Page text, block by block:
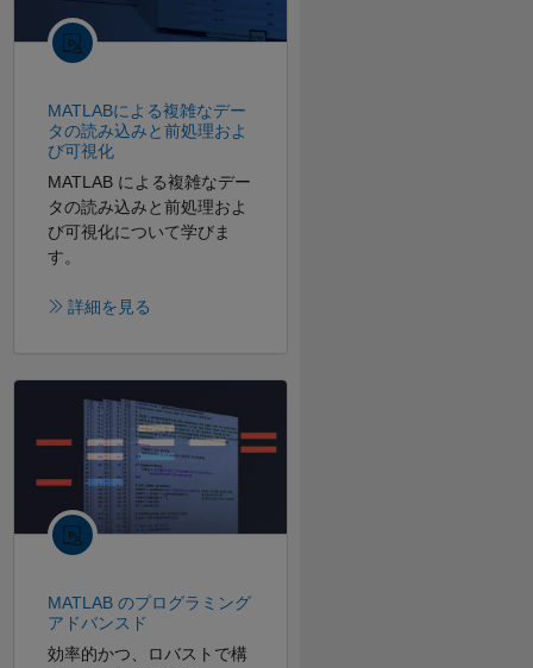
MATLABによる複雑なデー
タの読み込みと前処理およ
び可視化
MATLAB による複雑なデー
タの読み込みと前処理およ
び可視化について学びま
す。
詳細を見る
MATLAB のプログラミング
アドバンスド
効率的かつ、ロバストで構